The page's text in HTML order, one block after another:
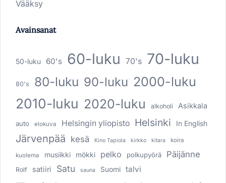
Vääksy
Avainsanat
50-luku 60's 60-luku 70's 70-luku
80's 80-luku 90-luku 2000-luku
2010-luku 2020-luku alkoholi Asikkala
auto elokuva Helsingin yliopisto Helsinki In English
Järvenpää kesä Kino Tapiola kirkko kitara koira
kuolema musiikki mökki pelko polkupyörä Päijänne
Rolf satiiri Satu sauna Suomi talvi